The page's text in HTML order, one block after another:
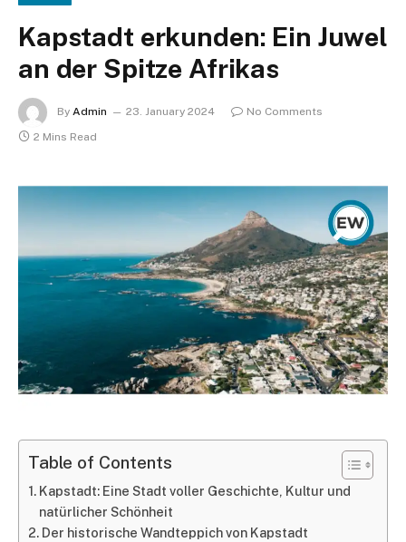
Kapstadt erkunden: Ein Juwel
an der Spitze Afrikas
By Admin 23. January 2024
No Comments
2 Mins Read
Table of Contents
Kapstadt: Eine Stadt voller Geschichte, Kultur und
natürlicher Schönheit
Der historische Wandteppich von Kapstadt